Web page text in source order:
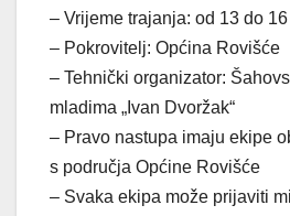
– Vrijeme trajanja: od 13 do 16
– Pokrovitelj: Općina Rovišće
– Tehnički organizator:
mladima „Ivan Dvoržak“
– Pravo nastupa imaju ekipe
s područja Općine Rovišće
– Svaka ekipa može prijaviti